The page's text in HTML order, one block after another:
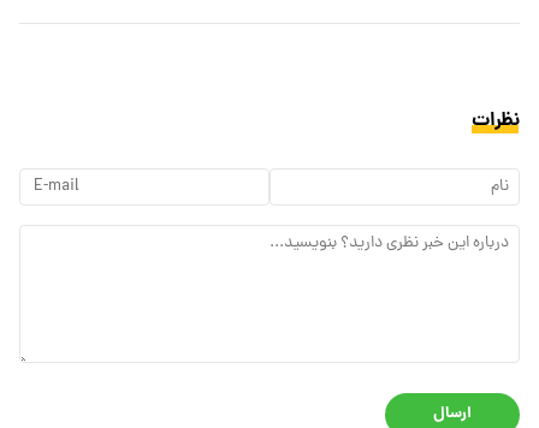
نظرات
ارسال